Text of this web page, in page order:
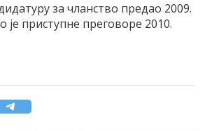
за чланство предао 2009.
је приступне преговоре 2010.